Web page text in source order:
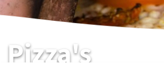
Pizza's